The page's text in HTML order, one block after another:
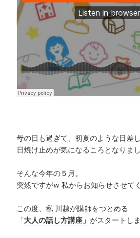
母の日も過ぎて、初夏のような日差
日焼け止めが気になるころとなりま
そんな今年の５月。
突然ですがw 私からお知らせさせて
この度、私 川越が講師をつとめる
「大人の話し方講座」 がスタートし